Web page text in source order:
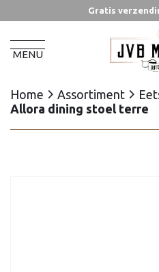
Gratis
MENU
Home Assortiment
Allora dining stoel terre
Home Assortiment
Allora dining stoel terre